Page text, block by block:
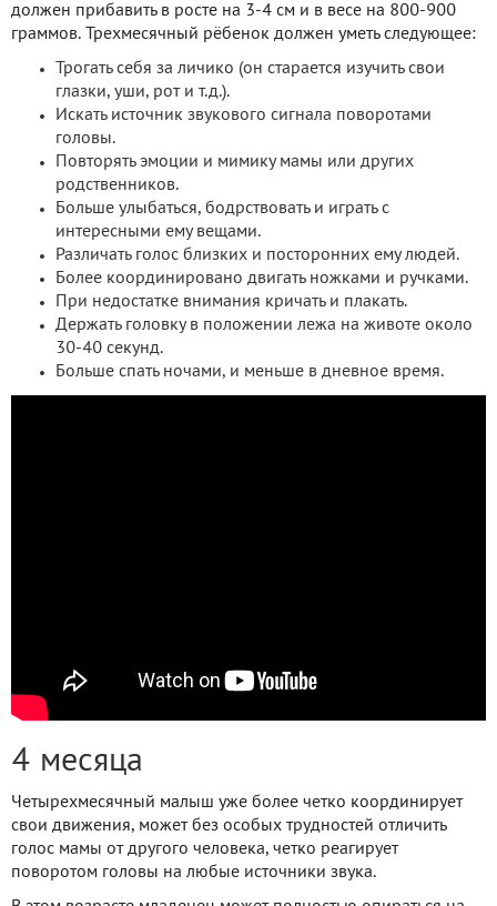
должен прибавить в росте на 3-4 см и в весе на 800-900
граммов. Трехмесячный рёбенок должен уметь следующее:
Трогать себя за личико (он старается изучить свои
глазки, уши, рот и т.д.).
Искать источник звукового сигнала поворотами
головы.
Повторять эмоции и мимику мамы или других
родственников.
Больше улыбаться, бодрствовать и играть с
интересными ему вещами.
Различать голос близких и посторонних ему людей.
Более координировано двигать ножками и ручками.
При недостатке внимания кричать и плакать.
Держать головку в положении лежа на животе около
30-40 секунд.
Больше спать ночами, и меньше в дневное время.
4 месяца
Четырехмесячный малыш уже более четко координирует
свои движения, может без особых трудностей отличить
голос мамы от другого человека, четко реагирует
поворотом головы на любые источники звука.